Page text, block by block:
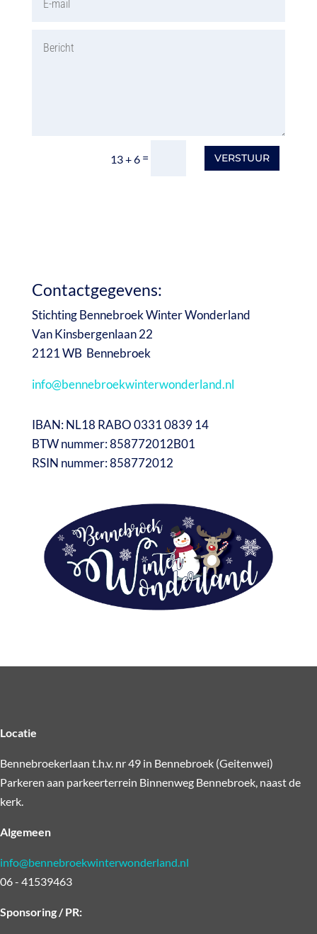
13 + 6 = VERSTUUR
Contactgegevens:
Stichting Bennebroek Winter Wonderland
Van Kinsbergenlaan 22
2121 WB Bennebroek
info@bennebroekwinterwonderland.nl
IBAN: NL18 RABO 0331 0839 14
BTW nummer: 858772012B01
RSIN nummer: 858772012
Locatie
Bennebroekerlaan t.h.v. nr 49 in Bennebroek (Geitenwei)
Parkeren aan parkeerterrein Binnenweg Bennebroek, naast de
kerk.
Algemeen
info@bennebroekwinterwonderland.nl
06 - 41539463
Sponsoring / PR: